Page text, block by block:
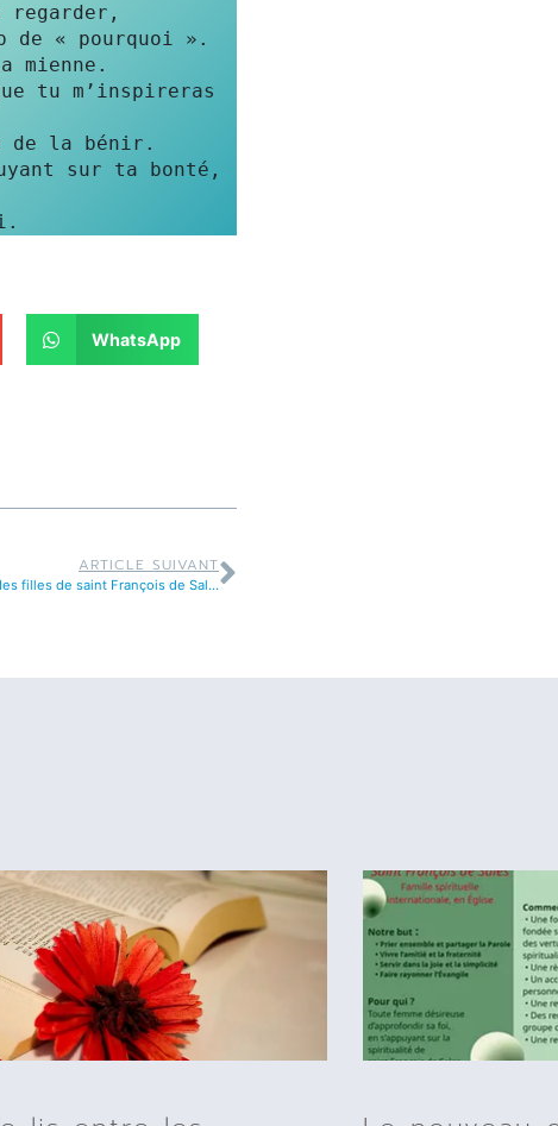
regarder,
de « pourquoi ».
mienne.
tu m’inspireras
de la bénir.
sur ta bonté,
WhatsApp
ARTICLE SUIVANT
Oser l’engagement dans la société des filles de saint François de Sales